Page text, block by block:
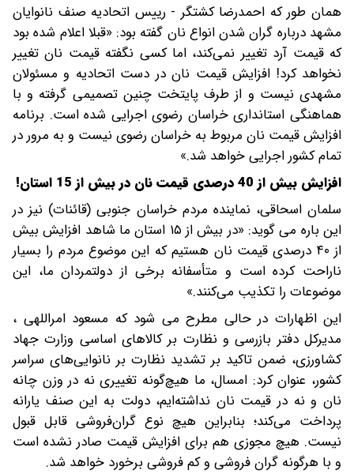
همان طور که احمدرضا کشتگر - رییس اتحادیه صنف نانوایان
مشهد درباره گران شدن انواع نان گفته بود: «قبلا اعلام شده بود
که قیمت آرد تغییر نمی‌کند، اما کسی نگفته قیمت نان تغییر
نخواهد کرد! افزایش قیمت نان در دست اتحادیه و مسئولان
مشهدی نیست و از طرف پایتخت چنین تصمیمی گرفته و با
هماهنگی استانداری خراسان رضوی اجرایی شده است. برنامه
افزایش قیمت نان مربوط به خراسان رضوی نیست و به مرور در
تمام کشور اجرایی خواهد شد.»
افزایش بیش از 40 درصدی قیمت نان در بیش از 15 استان!
سلمان اسحاقی، نماینده مردم خراسان جنوبی (قائنات) نیز در
این باره می گوید: «در بیش از ۱۵ استان ما شاهد افزایش بیش
از ۴۰ درصدی قیمت نان هستیم که این موضوع مردم را بسیار
ناراحت کرده است و متأسفانه برخی از دولتمردان ما، این
موضوعات را تکذیب می‌کنند.»
این اظهارات در حالی مطرح می شود که مسعود امراللهی ،
مدیرکل دفتر بازرسی و نظارت بر کالاهای اساسی وزارت جهاد
کشاورزی، ضمن تاکید بر تشدید نظارت بر نانوایی‌های سراسر
کشور، عنوان کرد: امسال، ما هیچ‌گونه تغییری نه در وزن چانه
نان و نه در قیمت نان نداشته‌ایم، دولت به این صنف یارانه
پرداخت می‌کند؛ بنابراین هیچ نوع گران‌فروشی قابل قبول
نیست. هیچ مجوزی هم برای افزایش قیمت صادر نشده است
و با هرگونه گران فروشی و کم فروشی برخورد خواهد شد.